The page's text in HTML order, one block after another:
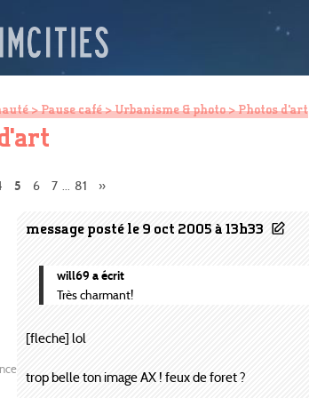
>Pause café>Urbanisme & photo> Photos d'art
5 6 7 ... 81 »
message posté le 9 oct 2005 à 13h33
will69 a écrit
Très charmant!
[fleche] lol
trop belle ton image AX ! feux de foret ?